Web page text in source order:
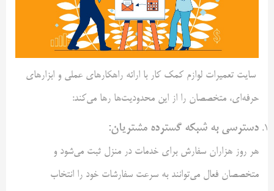
سایت تعمیرات لوازم کمک کار با ارائه راهکارهای عملی و ابزارهای
حرفه‌ای، متخصصان را از این محدودیت‌ها رها می‌کند:
دسترسی به شبکه گسترده مشتریان:
هر روز هزاران سفارش برای خدمات در منزل ثبت می‌شود و
متخصصان فعال می‌توانند به سرعت سفارشات خود را انتخاب